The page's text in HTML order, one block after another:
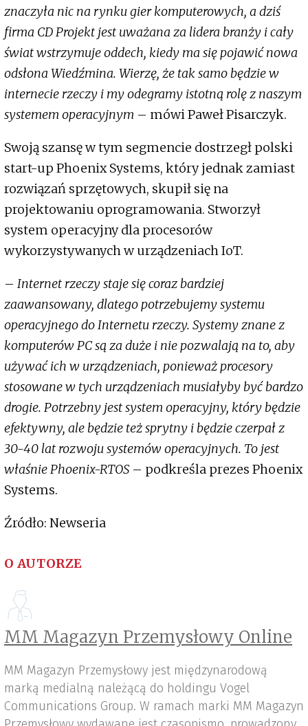
znaczyła nic na rynku gier komputerowych, a dziś
firma CD Projekt jest uważana za lidera branży i cały
świat wstrzymuje oddech, kiedy ma się pojawić nowa
odsłona Wiedźmina. Wierzę, że tak samo będzie w
internecie rzeczy i my odegramy istotną rolę z naszym
systemem operacyjnym – mówi Paweł Pisarczyk.
Swoją szansę w tym segmencie dostrzegł polski
start-up Phoenix Systems, który jednak zamiast
rozwiązań sprzętowych, skupił się na
projektowaniu oprogramowania. Stworzył
system operacyjny dla procesorów
wykorzystywanych w urządzeniach IoT.
– Internet rzeczy staje się coraz bardziej
zaawansowany, dlatego potrzebujemy systemu
operacyjnego do Internetu rzeczy. Systemy znane z
komputerów PC są za duże i nie pozwalają na to, aby
używać ich w urządzeniach, ponieważ procesory
stosowane w tych urządzeniach musiałyby być bardzo
drogie. Potrzebny jest system operacyjny, który będzie
efektywny, ale będzie też sprytny i będzie czerpał z
30-40 lat rozwoju systemów operacyjnych. To jest
właśnie Phoenix-RTOS – podkreśla prezes Phoenix
Systems.
Źródło: Newseria
O AUTORZE
MM Magazyn Przemysłowy Online
MM Magazyn Przemysłowy jest międzynarodową
marką medialną należącą do holdingu Vogel
Communications Group. W ramach marki MM Magazyn